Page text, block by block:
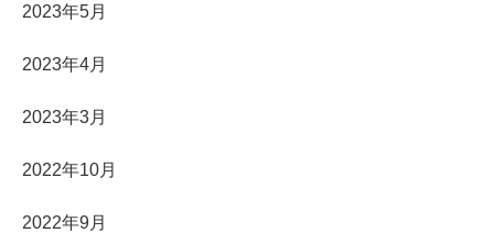
2023年5月
2023年4月
2023年3月
2022年10月
2022年9月